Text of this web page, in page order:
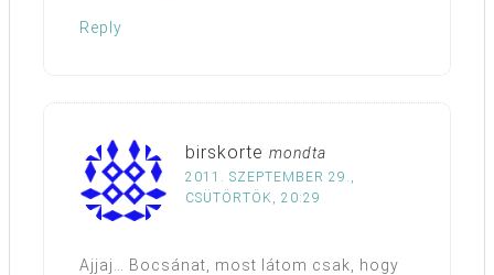
Reply
birskorte mondta
2011. SZEPTEMBER 29.,
CSÜTÖRTÖK, 20:29
Ajjaj… Bocsánat, most látom csak, hogy